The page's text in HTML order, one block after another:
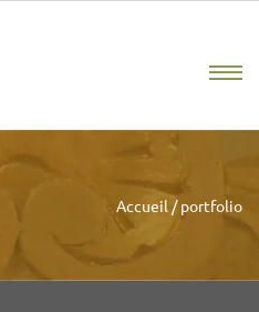
Accueil / portfolio